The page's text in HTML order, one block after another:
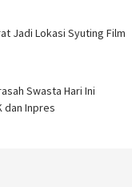
Jadi Lokasi Syuting Film
Swasta Hari Ini
dan Inpres